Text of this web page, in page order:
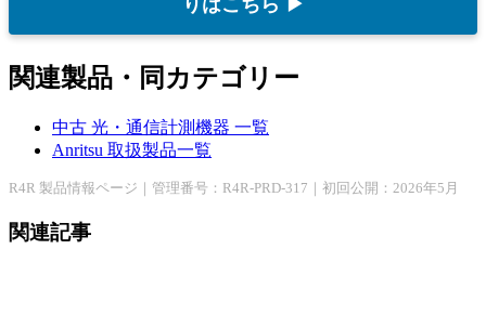
りはこちら ▶
関連製品・同カテゴリー
中古 光・通信計測機器 一覧
Anritsu 取扱製品一覧
R4R 製品情報ページ｜管理番号：R4R-PRD-317｜初回公開：2026年5月
関連記事